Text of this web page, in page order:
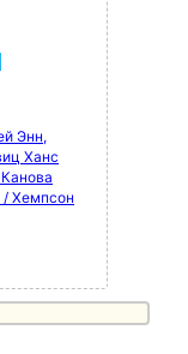
Энн,
Ханс
/ Хемпсон